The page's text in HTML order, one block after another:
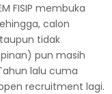
FISIP membuka
calon
tidak
pun masih
lalu cuma
recruitment lagi.